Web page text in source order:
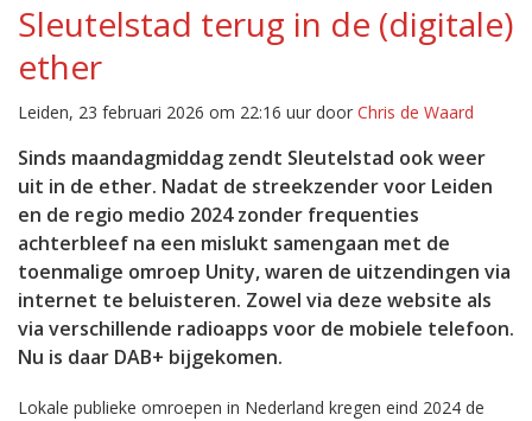
Sleutelstad terug in de (digitale)
ether
Leiden, 23 februari 2026 om 22:16 uur door Chris de Waard
Sinds maandagmiddag zendt Sleutelstad ook weer
uit in de ether. Nadat de streekzender voor Leiden
en de regio medio 2024 zonder frequenties
achterbleef na een mislukt samengaan met de
toenmalige omroep Unity, waren de uitzendingen via
internet te beluisteren. Zowel via deze website als
via verschillende radioapps voor de mobiele telefoon.
Nu is daar DAB+ bijgekomen.
Lokale publieke omroepen in Nederland kregen eind 2024 de